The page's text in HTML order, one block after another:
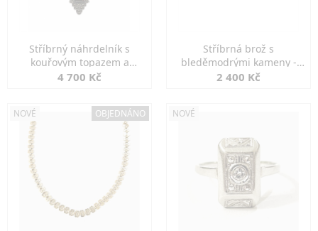
Stříbrný náhrdelník s
kouřovým topazem a
markazity
4 700 Kč
Stříbrná brož s
bleděmodrými kameny -
jemná elegance
2 400 Kč
NOVÉ OBJEDNÁNO NOVÉ